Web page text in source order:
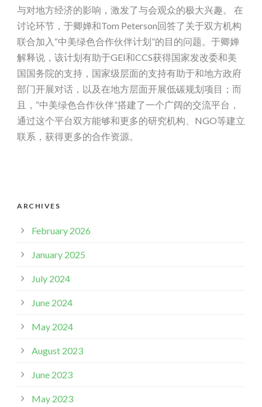
与对地方经济的影响，激发了与会观众的极大兴趣。 在
讨论环节，于卿婵和Tom Peterson回答了关于双方机构
联合加入“中美绿色合作伙伴计划”的目的问题。于卿婵
解释说，该计划有助于GEI和CCS获得国家发改委和美
国国务院的支持，国家级层面的支持有助于和地方政府
部门开展对话，以及在地方层面开展低碳规划项目；而
且，“中美绿色合作伙伴”搭建了一个广阔的交流平台，
通过这个平台双方能够和更多的研究机构、NGO等建立
联系，获得更多的合作资源。
ARCHIVES
February 2026
January 2025
July 2024
June 2024
May 2024
August 2023
June 2023
May 2023